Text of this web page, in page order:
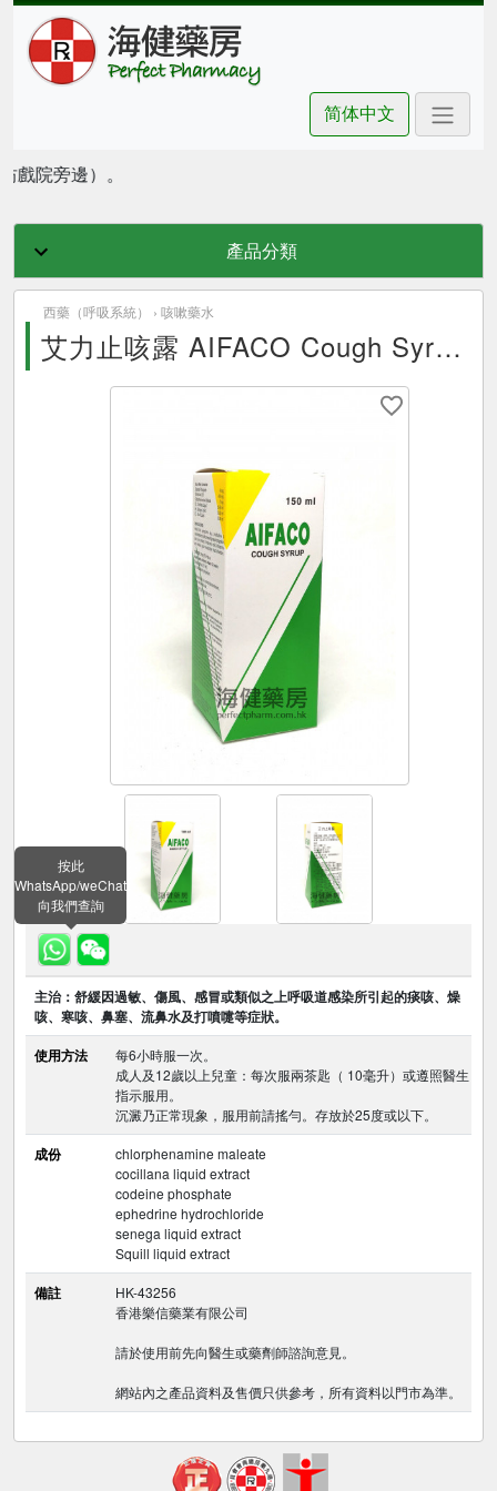
简体中文
院旁邊）。
產品分類
西藥（呼吸系統） › 咳嗽藥水
艾力止咳露 AIFACO Cough Syrup 150ml
按此
WhatsApp/weChat
向我們查詢
主治：舒緩因過敏、傷風、感冒或類似之上呼吸道感染所引起的痰咳、燥
咳、寒咳、鼻塞、流鼻水及打噴嚏等症狀。
使用方法
每6小時服一次。
成人及12歲以上兒童：每次服兩茶匙（ 10毫升）或遵照醫生
指示服用。
沉澱乃正常現象，服用前請搖勻。存放於25度或以下。
成份
chlorphenamine maleate
cocillana liquid extract
codeine phosphate
ephedrine hydrochloride
senega liquid extract
Squill liquid extract
備註
HK-43256
香港樂信藥業有限公司
請於使用前先向醫生或藥劑師諮詢意見。
網站內之產品資料及售價只供參考，所有資料以門市為準。